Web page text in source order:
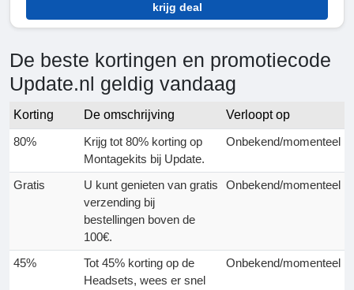
krijg deal
De beste kortingen en promotiecode
Update.nl geldig vandaag
Korting De omschrijving
Verloopt op
80%
Krijg tot 80% korting op
Montagekits bij Update.
Onbekend/momenteel
Gratis
U kunt genieten van gratis
verzending bij
bestellingen boven de
100€.
Onbekend/momenteel
45%
Tot 45% korting op de
Headsets, wees er snel
Onbekend/momenteel